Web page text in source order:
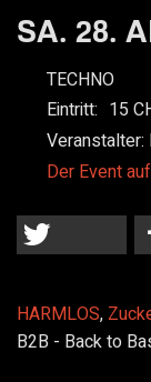
SA. 28.
TECHNO
Eintritt: 15
Veranstalter:
Der Event
HARMLOS,
B2B - Back to